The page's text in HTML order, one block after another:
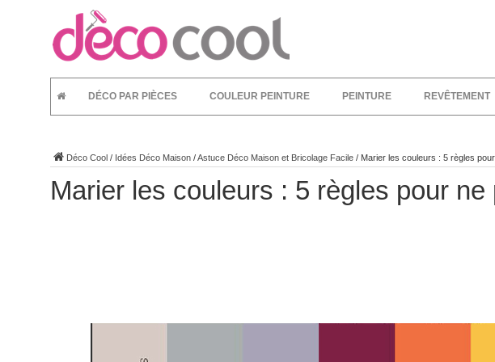
DÉCO PAR PIÈCES COULEUR PEINTURE PEINTURE REVÊTEMENT
Déco Cool / Idées Déco Maison /Astuce Déco Maison et Bricolage Facile / Marier les couleurs : 5 règles
Marier les couleurs : 5 règles pour